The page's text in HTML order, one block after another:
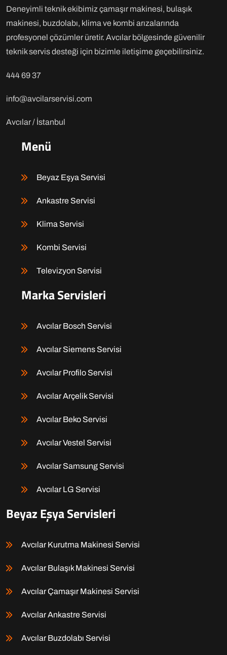
Deneyimli teknik ekibimiz çamaşır makinesi, bulaşık
makinesi, buzdolabı, klima ve kombi arızalarında
profesyonel çözümler üretir. Avcılar bölgesinde güvenilir
teknik servis desteği için bizimle iletişime geçebilirsiniz.
444 69 37
info@avcilarservisi.com
Avcılar / İstanbul
Menü
Beyaz Eşya Servisi
Ankastre Servisi
Klima Servisi
Kombi Servisi
Televizyon Servisi
Marka Servisleri
Avcılar Bosch Servisi
Avcılar Siemens Servisi
Avcılar Profilo Servisi
Avcılar Arçelik Servisi
Avcılar Beko Servisi
Avcılar Vestel Servisi
Avcılar Samsung Servisi
Avcılar LG Servisi
Beyaz Eşya Servisleri
Avcılar Kurutma Makinesi Servisi
Avcılar Bulaşık Makinesi Servisi
Avcılar Çamaşır Makinesi Servisi
Avcılar Ankastre Servisi
Avcılar Buzdolabı Servisi